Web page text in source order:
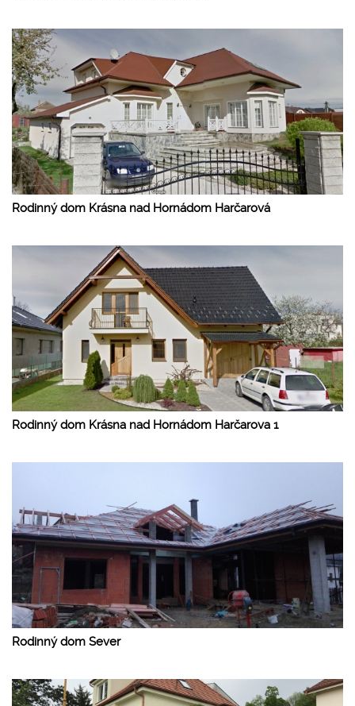
Rodinný dom Krásna nad Hornádom Harčarová
Rodinný dom Krásna nad Hornádom Harčarova 1
Rodinný dom Sever